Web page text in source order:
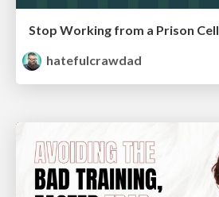
Stop Working from a Prison Cell
hatefulcrawdad